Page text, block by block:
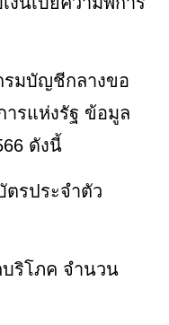
รมบัญชีกลางขอ
ารแห่งรัฐ ข้อมูล
ดังนี้
ตรประจำตัว
บริโภค จำนวน